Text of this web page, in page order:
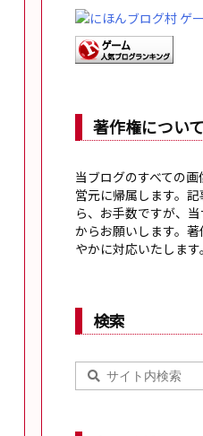
著作権について
当ブログのすべての
営元に帰属します。
ら、お手数ですが、
からお願いします。
やかに対応いたします。
検索